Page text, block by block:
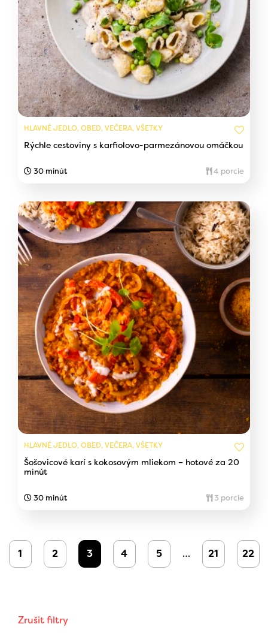
Zrušit filtry
HLAVNÉ JEDLO, OBED, VEČERA, VŠETKY
Rýchle cestoviny s karfiolovo-parmezánovou omáčkou
30 minút 4 porcie
HLAVNÉ JEDLO, OBED, VEČERA, VŠETKY
Šošovicové karí s kokosovým mliekom – hotové za 20
minút
30 minút 3 porcie
1 2 3 4 5 … 21 22